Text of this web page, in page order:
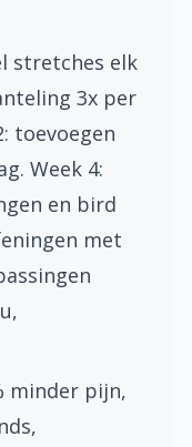
stretches elk
3x per
toevoegen
Week 4:
en bird
met
minder pijn,